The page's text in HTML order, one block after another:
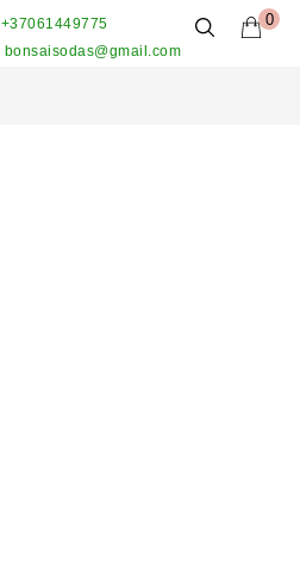
0
+37061449775
bonsaisodas@gmail.com